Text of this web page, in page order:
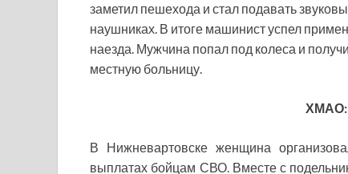
заметил пешехода и стал подавать
наушниках. В итоге машинист успел
наезда. Мужчина попал под колеса и
местную больницу.
ХМАО:
В Нижневартовске женщина
выплатах бойцам СВО. Вместе с